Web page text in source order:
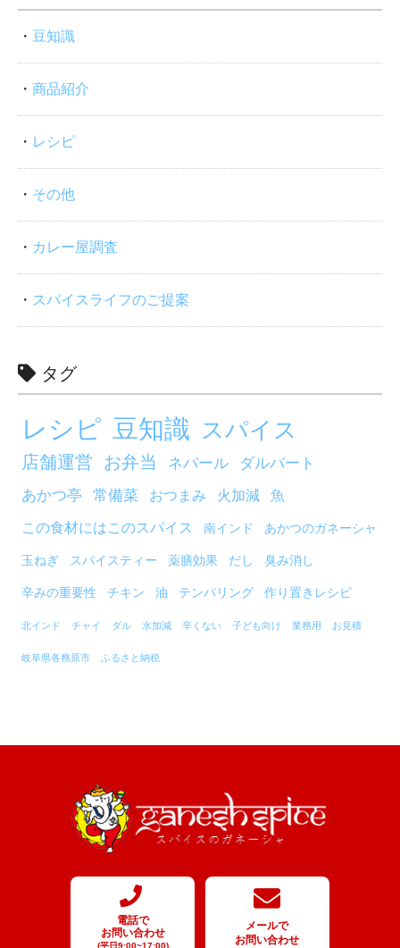
豆知識
商品紹介
レシピ
その他
カレー屋調査
スパイスライフのご提案
タグ
レシピ 豆知識 スパイス
店舗運営 お弁当 ネパール
ダルバート
あかつ亭
常備菜 おつまみ 火加減 魚
この食材にはこのスパイス 南インド あかつのガネーシャ
玉ねぎ スパイスティー 薬膳効果 だし 臭み消し
辛みの重要性 チキン 油 テンパリング 作り置きレシピ
北インド チャイ ダル 水加減 辛くない 子ども向け 業務用 お見積
岐阜県各務原市 ふるさと納税
電話で
お問い合わせ
(平日9:00~17:00)
メールで
お問い合わせ